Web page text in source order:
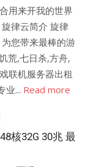
用来开我的世界
律云简介 旋律
您带来最棒的游
荒,七日杀,方舟,
联机服务器出租
业... Read more
核32G 30兆 最